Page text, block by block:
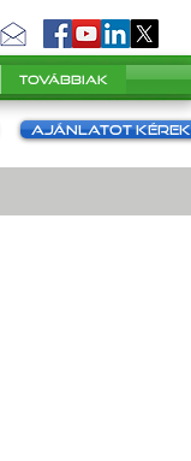
Továbbiak
Ajánlatot kérek